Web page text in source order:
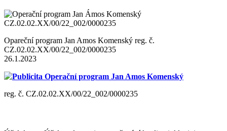
Opareční program Jan Amos Komenský reg. č.
CZ.02.02.XX/00/22_002/0000235
26.1.2023
Publicita Operační program Jan Amos Komenský
reg. č. CZ.02.02.XX/00/22_002/0000235